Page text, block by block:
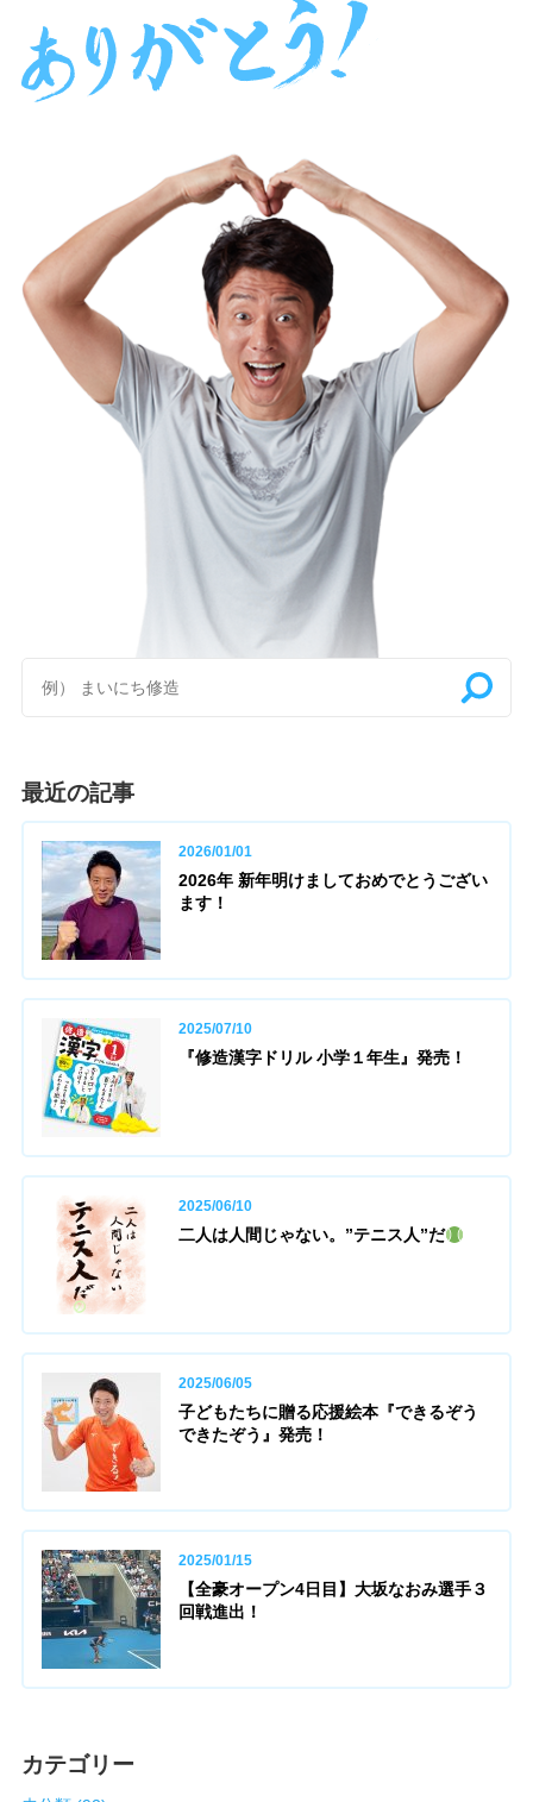
最近の記事
2026/01/01
2026年 新年明けましておめでとうござい
ます！
2025/07/10
『修造漢字ドリル 小学１年生』発売！
2025/06/10
二人は人間じゃない。”テニス人”だ
2025/06/05
子どもたちに贈る応援絵本『できるぞう
できたぞう』発売！
2025/01/15
【全豪オープン4日目】大坂なおみ選手３
回戦進出！
カテゴリー